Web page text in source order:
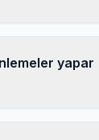
yapar